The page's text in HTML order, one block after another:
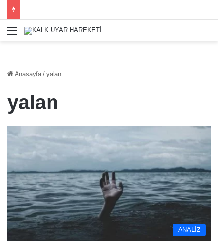
Menü
Anasayfa / yalan
yalan
ANALİZ